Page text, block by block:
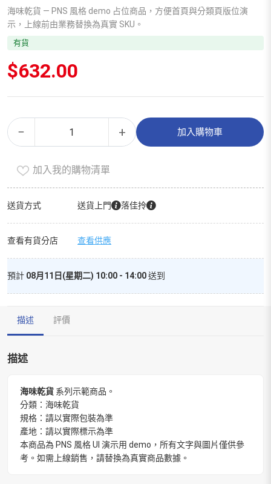
海味乾貨 — PNS 風格 demo 占位商品，方便首頁與分類頁版位演
示，上線前由業務替換為真實 SKU。
有貨
$632.00
−
蝦
米
（150g）
數
+ 加入購物車
Alternative:
加入我的購物清單
送貨方式 送貨上門 落佳拎
查看有貨分店 查看供應
預計 08月11日(星期二) 10:00 - 14:00送到
描述 評價
描述
海味乾貨 系列示範商品。
分類：海味乾貨
規格：請以實際包裝為準
產地：請以實際標示為準
本商品為 PNS 風格 UI 演示用 demo，所有文字與圖片僅供參
考。如需上線銷售，請替換為真實商品數據。